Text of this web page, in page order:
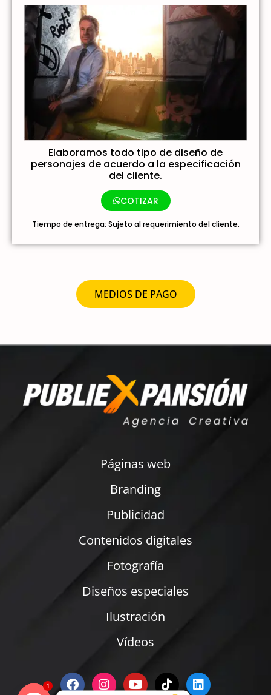
Elaboramos todo tipo de diseño de
personajes de acuerdo a la especificación
del cliente.
COTIZAR
Tiempo de entrega: Sujeto al requerimiento del cliente.
MEDIOS DE PAGO
Páginas web
Branding
Publicidad
Contenidos digitales
Fotografía
Diseños especiales
Ilustración
Vídeos
1